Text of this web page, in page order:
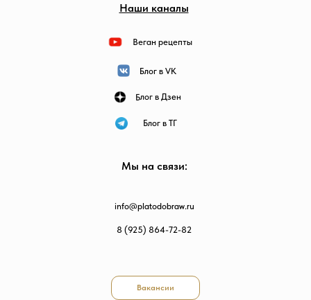
Наши каналы
Блог в VK
Веган рецепты
Блог в Дзен
Блог в ТГ
Мы на связи:
info@platodobraw.ru
8 (925) 864-72-82
Вакансии